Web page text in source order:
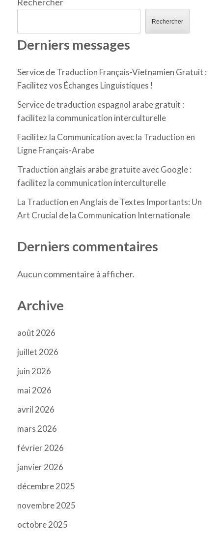
Rechercher
Derniers messages
Service de Traduction Français-Vietnamien Gratuit :
Facilitez vos Échanges Linguistiques !
Service de traduction espagnol arabe gratuit :
facilitez la communication interculturelle
Facilitez la Communication avec la Traduction en
Ligne Français-Arabe
Traduction anglais arabe gratuite avec Google :
facilitez la communication interculturelle
La Traduction en Anglais de Textes Importants: Un
Art Crucial de la Communication Internationale
Derniers commentaires
Aucun commentaire à afficher.
Archive
août 2026
juillet 2026
juin 2026
mai 2026
avril 2026
mars 2026
février 2026
janvier 2026
décembre 2025
novembre 2025
octobre 2025